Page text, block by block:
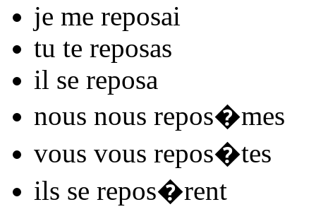
je me reposai
tu te reposas
il se reposa
nous nous repos�mes
vous vous repos�tes
ils se repos�rent